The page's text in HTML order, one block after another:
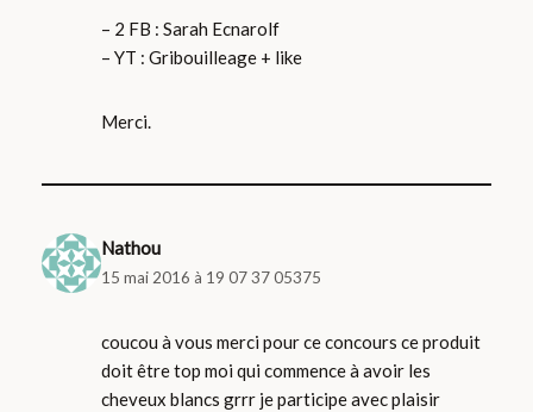
– 2 FB : Sarah Ecnarolf
– YT : Gribouilleage + like
Merci.
Nathou
15 mai 2016 à 19 07 37 05375
coucou à vous merci pour ce concours ce produit
doit être top moi qui commence à avoir les
cheveux blancs grrr je participe avec plaisir